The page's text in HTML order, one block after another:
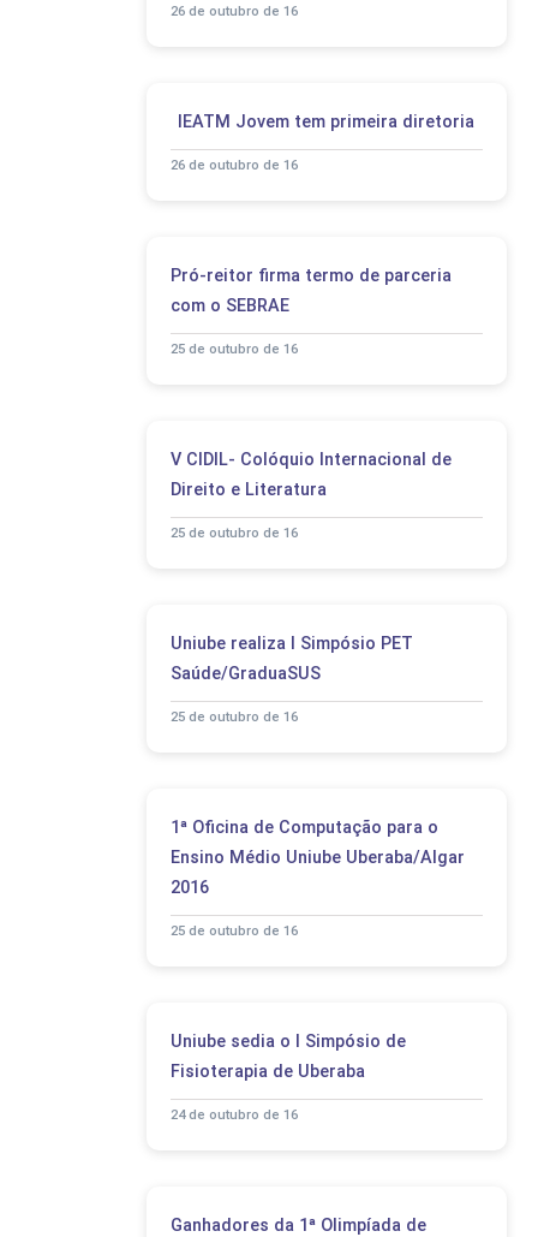
26 de outubro de 16
IEATM Jovem tem primeira diretoria
26 de outubro de 16
Pró-reitor firma termo de parceria
com o SEBRAE
25 de outubro de 16
V CIDIL- Colóquio Internacional de
Direito e Literatura
25 de outubro de 16
Uniube realiza I Simpósio PET
Saúde/GraduaSUS
25 de outubro de 16
1ª Oficina de Computação para o
Ensino Médio Uniube Uberaba/Algar
2016
25 de outubro de 16
Uniube sedia o I Simpósio de
Fisioterapia de Uberaba
24 de outubro de 16
Ganhadores da 1ª Olimpíada de